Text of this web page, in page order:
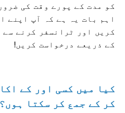
کو مدت کے پورے وقت کی
اہم بات یہ ہے کہ آپ اپنے
کریں اور ٹرانسفر کرنے
کے ذریعے درخواست کریں!
کیا میں کسی اور کے
کر کے جمع کر سکتا ہوں؟